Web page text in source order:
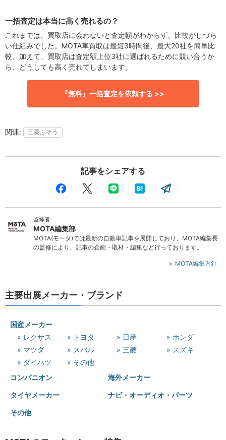
一括査定は本当に高く売れるの？
これまでは、買取店に会わないと査定額がわからず、比較がしづら
い仕組みでした。MOTA車買取は最短3時間後、最大20社を簡単比
較。加えて、買取店は査定額上位3社に選ばれるために競い合うか
ら、どうしても高く売れてしまいます。
『無料』一括査定を依頼する >>
三菱ふそう
記事をシェアする
監修者
MOTA編集部
MOTA(モータ)では最新の自動車記事を展開しており、MOTA編集長
の監修により、記事の企画・取材・編集など行っております。
MOTA編集方針
主要出展メーカー・ブランド
国産メーカー
» レクサス
» トヨタ » 日産
» ホンダ
» マツダ
» スバル » 三菱
» スズキ
» ダイハツ
» その他
コンパニオン
海外メーカー
タイヤメーカー ナビ・オーディオ・パーツ
その他